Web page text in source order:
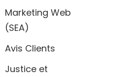
Marketing Web
(SEA)
Avis Clients
Justice et